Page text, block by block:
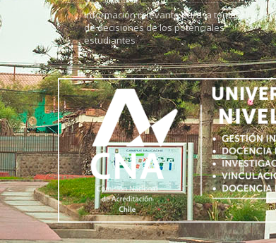
Información relevante para la toma
de decisiones de los potenciales
estudiantes